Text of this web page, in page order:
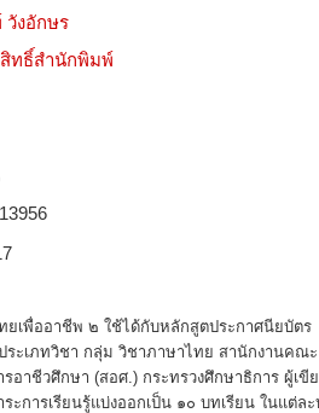
งอักษร
ทธิ์สำนักพิมพ์
ยเพื่ออาชีพ ๒ ใช้ได้กับหลักสูตประกาศนียบัตร
ะเภทวิชา กลุ่ม วิชาภาษาไทย สานักงานคณะ
รอาชีวศึกษา (สอศ.) กระทรวงศึกษาธิการ ผู้เขี
ะการเรียนรู้แบ่งออกเป็น ๑๐ บทเรียน ในแต่ล